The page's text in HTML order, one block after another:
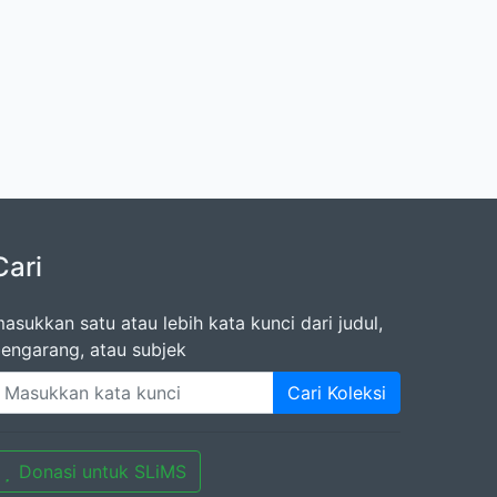
satu atau lebih kata kunci dari judul,
atau subjek
Cari Koleksi
Donasi untuk SLiMS